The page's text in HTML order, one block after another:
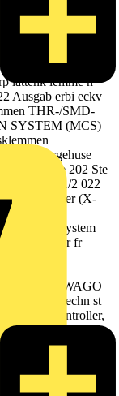
WAGO
le O Re WAG
und Verbin dungsk
latten iterp inder O
lattenk lemme n
Ausgab erbi eckv
THR-/SMD-
SYSTEM (MCS)
Leergehuse
nder 3/2 e 202 Ste
atalog 2021/2 022
(X-
fr
matis 202 WAGO
e Ausgab echn st
Controller,
WAGO I/O-
Aktorboxen
Electronics
Inte WAGO rface-